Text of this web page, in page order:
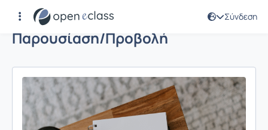
Σύνδεση
Παρουσίαση/Προβολή